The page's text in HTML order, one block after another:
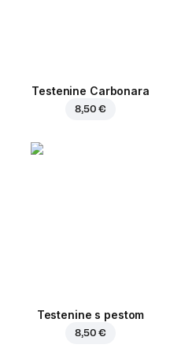
Testenine Carbonara
8,50 €
Testenine s pestom
8,50 €